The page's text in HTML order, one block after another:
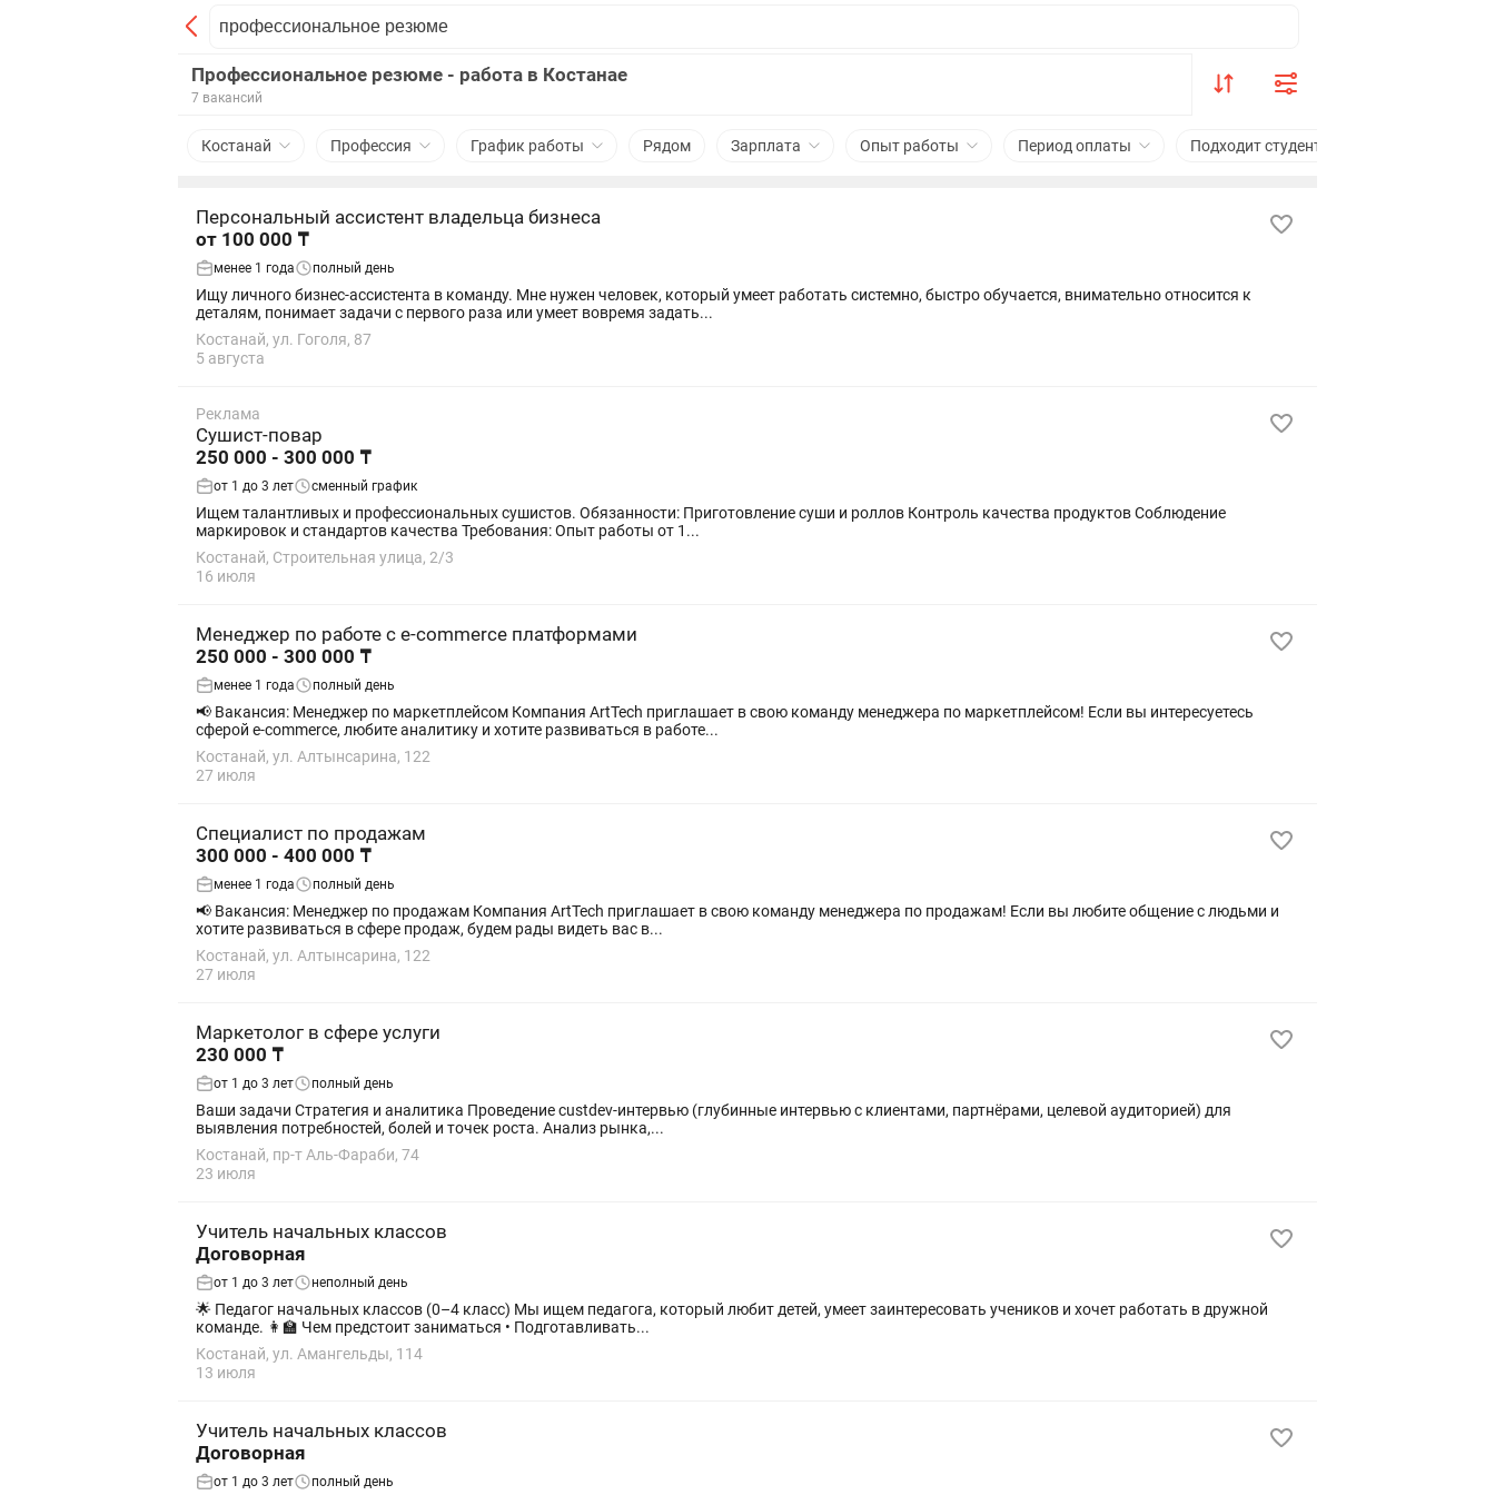
Профессиональное резюме - работа в Костанае
7 вакансий
Костанай Профессия График работы Рядом Зарплата Опыт работы Период оплаты Подходит студентам
Персональный ассистент владельца бизнеса
от 100 000 ₸
менее 1 года полный день
Ищу личного бизнес-ассистента в команду. Мне нужен человек, который умеет работать системно, быстро обучается, внимательно относится к
деталям, понимает задачи с первого раза или умеет вовремя задать...
Костанай, ул. Гоголя, 87
5 августа
Реклама
Сушист-повар
250 000 - 300 000 ₸
от 1 до 3 лет сменный график
Ищем талантливых и профессиональных сушистов. Обязанности: Приготовление суши и роллов Контроль качества продуктов Соблюдение
маркировок и стандартов качества Требования: Опыт работы от 1...
Костанай, Строительная улица, 2/3
16 июля
Менеджер по работе с e-commerce платформами
250 000 - 300 000 ₸
менее 1 года полный день
📢 Вакансия: Менеджер по маркетплейсом Компания ArtTech приглашает в свою команду менеджера по маркетплейсом! Если вы интересуетесь
сферой e-commerce, любите аналитику и хотите развиваться в работе...
Костанай, ул. Алтынсарина, 122
27 июля
Специалист по продажам
300 000 - 400 000 ₸
менее 1 года полный день
📢 Вакансия: Менеджер по продажам Компания ArtTech приглашает в свою команду менеджера по продажам! Если вы любите общение с людьми и
хотите развиваться в сфере продаж, будем рады видеть вас в...
Костанай, ул. Алтынсарина, 122
27 июля
Маркетолог в сфере услуги
230 000 ₸
от 1 до 3 лет полный день
Ваши задачи Стратегия и аналитика Проведение custdev-интервью (глубинные интервью с клиентами, партнёрами, целевой аудиторией) для
выявления потребностей, болей и точек роста. Анализ рынка,...
Костанай, пр-т Аль-Фараби, 74
23 июля
Учитель начальных классов
Договорная
от 1 до 3 лет неполный день
🌟 Педагог начальных классов (0–4 класс) Мы ищем педагога, который любит детей, умеет заинтересовать учеников и хочет работать в дружной
команде. 👩🏫 Чем предстоит заниматься • Подготавливать...
Костанай, ул. Амангельды, 114
13 июля
Учитель начальных классов
Договорная
от 1 до 3 лет полный день